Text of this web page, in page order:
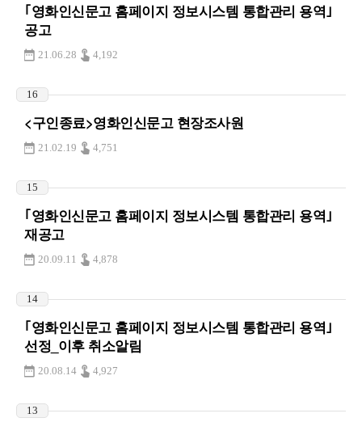
｢영화인신문고 홈페이지 정보시스템 통합관리 용역｣
공고
21.06.28 4,192
16
<구인종료>영화인신문고 현장조사원
21.02.19 4,751
15
｢영화인신문고 홈페이지 정보시스템 통합관리 용역｣
재공고
20.09.11 4,878
14
｢영화인신문고 홈페이지 정보시스템 통합관리 용역｣
선정_이후 취소알림
20.08.14 4,927
13